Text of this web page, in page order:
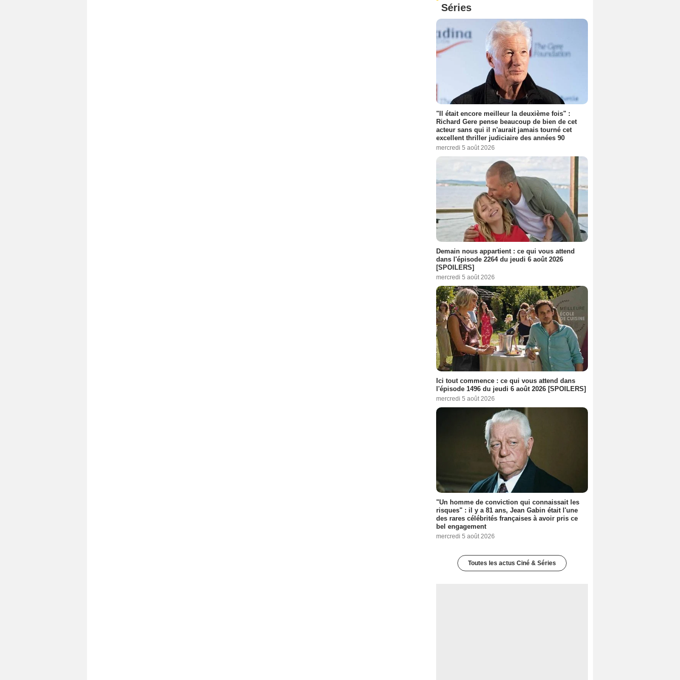
Séries
"Il était encore meilleur la deuxième fois" :
Richard Gere pense beaucoup de bien de cet
acteur sans qui il n'aurait jamais tourné cet
excellent thriller judiciaire des années 90
mercredi 5 août 2026
Demain nous appartient : ce qui vous attend
dans l'épisode 2264 du jeudi 6 août 2026
[SPOILERS]
mercredi 5 août 2026
Ici tout commence : ce qui vous attend dans
l'épisode 1496 du jeudi 6 août 2026 [SPOILERS]
mercredi 5 août 2026
"Un homme de conviction qui connaissait les
risques" : il y a 81 ans, Jean Gabin était l'une
des rares célébrités françaises à avoir pris ce
bel engagement
mercredi 5 août 2026
Toutes les actus Ciné & Séries